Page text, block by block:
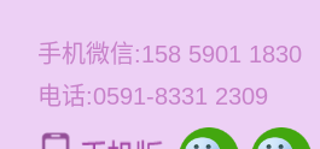
手机微信:158 5901 1830
电话:0591-8331 2309